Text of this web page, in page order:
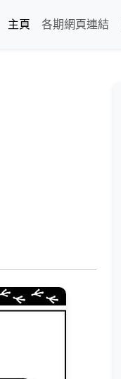
主頁
各期網頁連結